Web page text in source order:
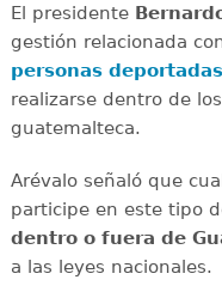
El presidente
gestión relacionada
personas
realizarse dentro de
guatemalteca.
Arévalo señaló que
participe en este tipo
dentro o fuera de
a las leyes nacionales.